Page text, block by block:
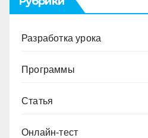
Разработка урока
Программы
Статья
Онлайн-тест